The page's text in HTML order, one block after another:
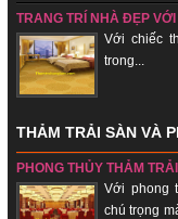
TRANG TRÍ NHÀ ĐẸP VỚI
Với chiếc
trong...
THẢM TRẢI SÀN VÀ
PHONG THỦY THẢM
Với phong
chú trọng